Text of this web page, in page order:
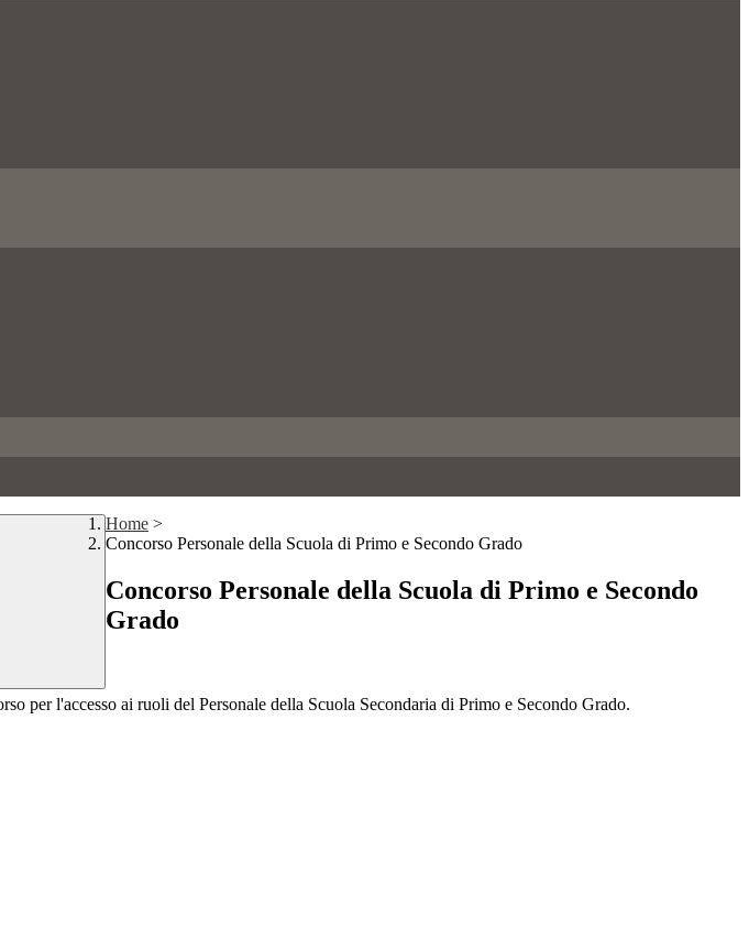
Home >
Concorso Personale della Scuola di Primo e Secondo Grado
Concorso Personale della Scuola di Primo e Secondo
Grado
per l'accesso ai ruoli del Personale della Scuola Secondaria di Primo e Secondo Grado.